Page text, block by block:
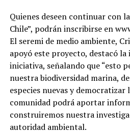
Quienes deseen continuar con
Chile”, podrán inscribirse en
El seremi de medio ambiente,
apoyó este proyecto, destacó
iniciativa, señalando que “esto
nuestra biodiversidad marina,
especies nuevas y democratizar
comunidad podrá aportar
construiremos nuestra
autoridad ambiental.